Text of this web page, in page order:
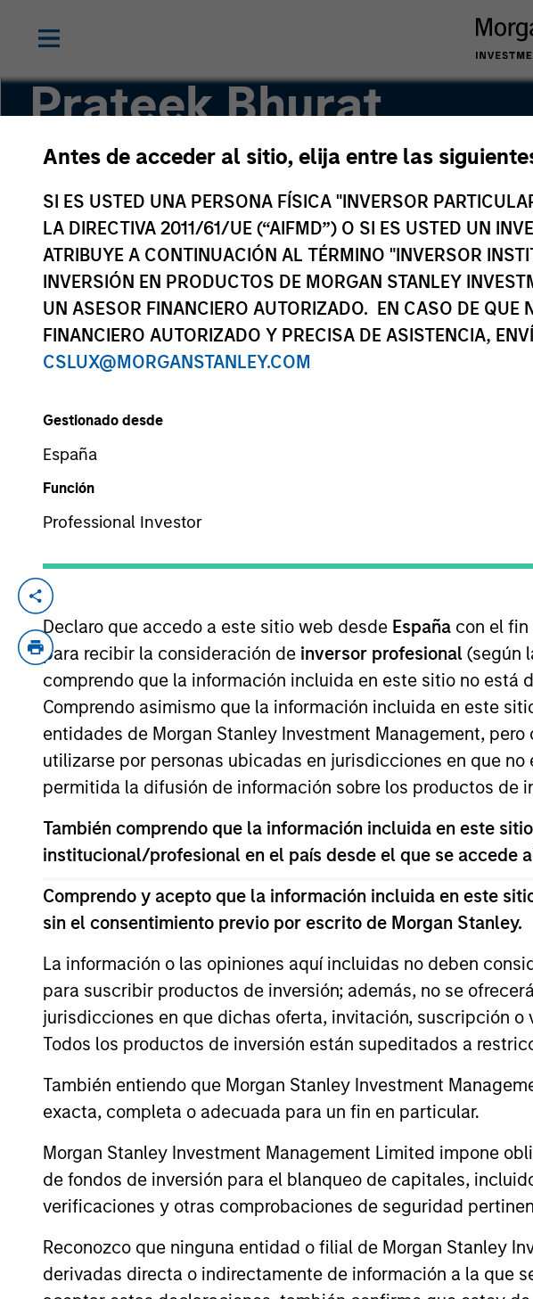
Antes de acceder al sitio, elija entre las
SI ES USTED UNA PERSONA FÍSICA "INVERSOR
LA DIRECTIVA 2011/61/UE (“AIFMD”) O SI ES USTED UN
ATRIBUYE A CONTINUACIÓN AL TÉRMINO "INVERSOR
INVERSIÓN EN PRODUCTOS DE MORGAN STANLEY
UN ASESOR FINANCIERO AUTORIZADO. EN CASO DE QUE
FINANCIERO AUTORIZADO Y PRECISA DE ASISTENCIA,
CSLUX@MORGANSTANLEY.COM
Gestionado desde
España
Función
Professional Investor
Declaro que accedo a este sitio web desde España con el
para recibir la consideración de inversor profesional (según
comprendo que la información incluida en este sitio no está
Comprendo asimismo que la información incluida en este
entidades de Morgan Stanley Investment Management,
utilizarse por personas ubicadas en jurisdicciones en que
permitida la difusión de información sobre los productos de
También comprendo que la información incluida en este
institucional/profesional en el país desde el que se accede
Comprendo y acepto que la información incluida en este
sin el consentimiento previo por escrito de Morgan Stanley.
La información o las opiniones aquí incluidas no deben
para suscribir productos de inversión; además, no se
jurisdicciones en que dichas oferta, invitación, suscripción
Todos los productos de inversión están supeditados a
También entiendo que Morgan Stanley Investment
exacta, completa o adecuada para un fin en particular.
Morgan Stanley Investment Management Limited impone
de fondos de inversión para el blanqueo de capitales,
verificaciones y otras comprobaciones de seguridad
Reconozco que ninguna entidad o filial de Morgan Stanley
derivadas directa o indirectamente de información a la que
Prateek Bhurat
Executive Director
YEARS OF INDUSTRY EXPERIENCE
14 Years
equity transactions in India. Prior to joining Morgan
banking division, where he was responsible for M&A and
based in Mumbai. Mr. Bhurat received his Bachelor’s
Technology, Kanpur and holds an M.B.A. from Indian
ARTÍCULOS RELACIONADOS
ALTS IN FOCUS
Private Equity 2026 Midyear
Outlook
The foundation for a multi-year recovery
is now in place. The next phase depends
less on direction than on breadth.
ALTS IN FOCUS
Private
We believe the
exits and
Learn why in our